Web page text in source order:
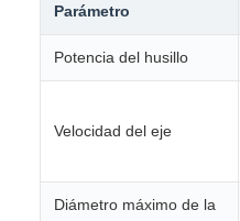
Parámetro
Potencia del husillo
Velocidad del eje
Diámetro máximo de la